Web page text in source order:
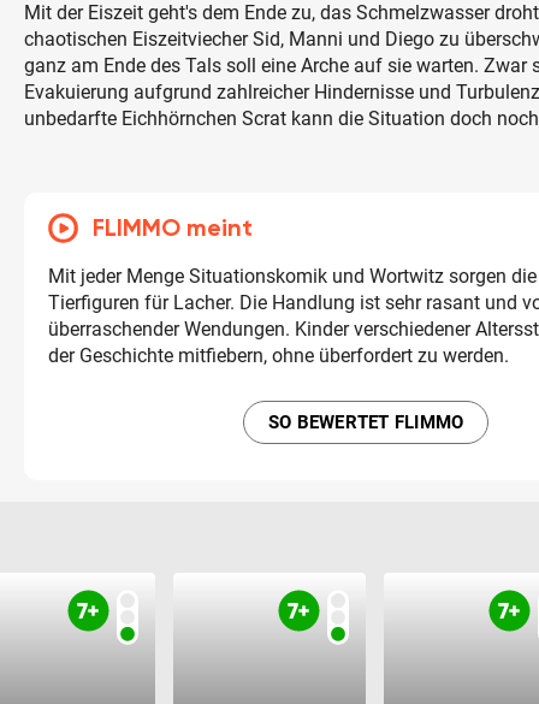
Mit der Eiszeit geht's dem Ende zu, das Schmelzwasser
chaotischen Eiszeitviecher Sid, Manni und Diego zu
ganz am Ende des Tals soll eine Arche auf sie warten. Zwar
Evakuierung aufgrund zahlreicher Hindernisse und
unbedarfte Eichhörnchen Scrat kann die Situation doch
FLIMMO meint
Mit jeder Menge Situationskomik und Wortwitz sorgen
Tierfiguren für Lacher. Die Handlung ist sehr rasant und
überraschender Wendungen. Kinder verschiedener
der Geschichte mitfiebern, ohne überfordert zu werden.
SO BEWERTET FLIMMO